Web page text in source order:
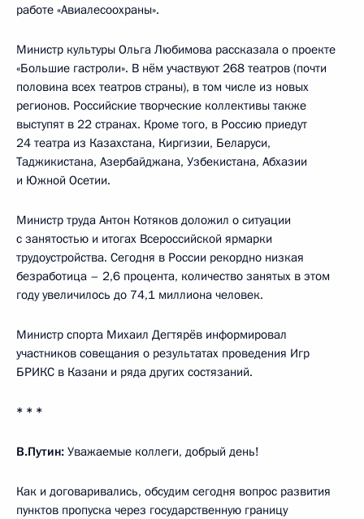
работе «Авиалесоохраны».
Министр культуры Ольга Любимова рассказала о проекте
«Большие гастроли». В нём участвуют 268 театров (почти
половина всех театров страны), в том числе из новых
регионов. Российские творческие коллективы также
выступят в 22 странах. Кроме того, в Россию приедут
24 театра из Казахстана, Киргизии, Беларуси,
Таджикистана, Азербайджана, Узбекистана, Абхазии
и Южной Осетии.
Министр труда Антон Котяков доложил о ситуации
с занятостью и итогах Всероссийской ярмарки
трудоустройства. Сегодня в России рекордно низкая
безработица – 2,6 процента, количество занятых в этом
году увеличилось до 74,1 миллиона человек.
Министр спорта Михаил Дегтярёв информировал
участников совещания о результатах проведения Игр
БРИКС в Казани и ряда других состязаний.
* * *
В.Путин: Уважаемые коллеги, добрый день!
Как и договаривались, обсудим сегодня вопрос развития
пунктов пропуска через государственную границу